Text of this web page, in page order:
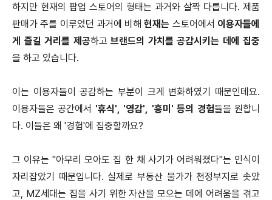
하지만 현재의 팝업 스토어의 형태는 과거와 살짝 다릅니다. 제품
판매가 주를 이루었던 과거에 비해 현재는 스토어에서 이용자들에
게 즐길 거리를 제공하고 브랜드의 가치를 공감시키는 데에 집중
을 하고 있습니다.
이는 이용자들이 공감하는 부분이 크게 변화하였기 때문인데요.
이용자들은 공간에서 '휴식', '영감', '흥미' 등의 경험들을 원합니
다. 이들은 왜 '경험'에 집중할까요?
그 이유는 "아무리 모아도 집 한 채 사기가 어려워졌다"는 인식이
자리잡았기 때문입니다. 실제로 부동산 물가가 천정부지로 솟았
고, MZ세대는 집을 사기 위한 자산을 모으는 데에 어려움을 겪고